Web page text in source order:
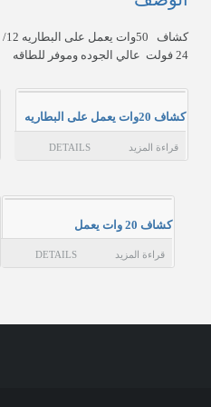
كشاف 50وات يعمل على البطاريه 12/
24 فولت عالي الجوده وموفر للطاقه
كشاف 20وات يعمل على البطاريه
قراءة المزيد DETAILS
كشاف 20 وات يعمل
قراءة المزيد DETAILS